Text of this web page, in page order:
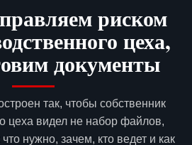
риском
цеха,
документы
так, чтобы собственник
цеха видел не набор файлов,
нужно, зачем, кто ведет и как